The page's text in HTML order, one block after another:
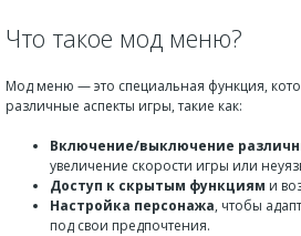
Что такое мод меню?
Мод меню — это специальная функция,
различные аспекты игры, такие как:
Включение/выключение
увеличение скорости игры или
Доступ к скрытым функциям и
Настройка персонажа, чтобы
под свои предпочтения.